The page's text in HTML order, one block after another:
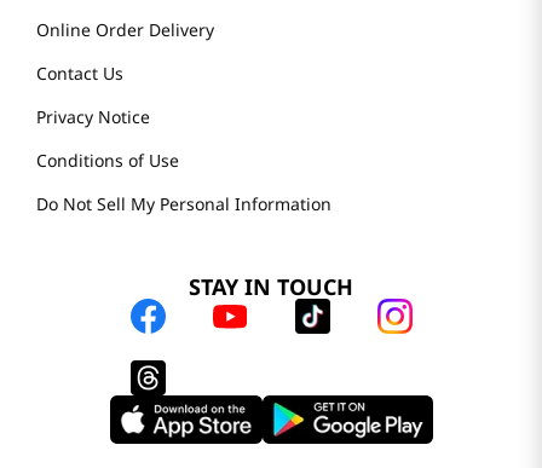
Online Order Delivery
Contact Us
Privacy Notice
Conditions of Use
Do Not Sell My Personal Information
STAY IN TOUCH